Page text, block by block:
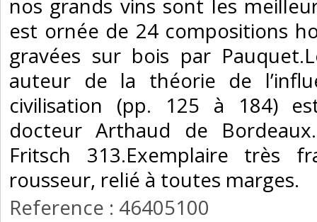
nos grands vins sont les
est ornée de 24 compositions
gravées sur bois par
auteur de la théorie de
civilisation (pp. 125 à 184)
docteur Arthaud de
Fritsch 313.Exemplaire très
rousseur, relié à toutes marges.‎
Reference : 46405100